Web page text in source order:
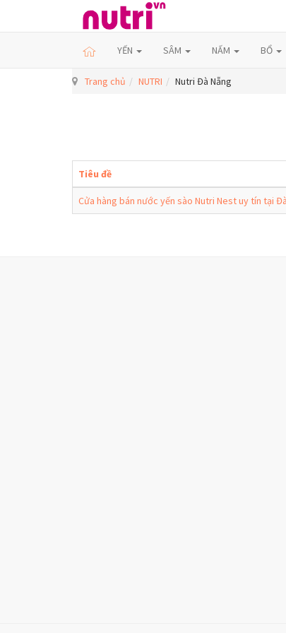
YẾN SÂM NẤM BỔ
Trang chủ NUTRI Nutri Đà Nẵng
Tiêu đề
Cửa hàng bán nước yến sào Nutri Nest uy tín tại